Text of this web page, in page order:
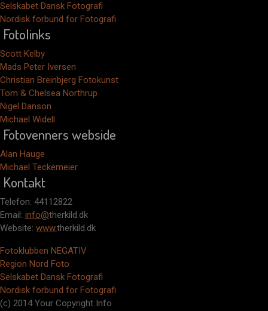
Selskabet Dansk Fotografi
Nordisk forbund for Fotografi
Fotolinks
Scott Kelby
Mads Peter Iversen
Christian Breinbjerg Fotokunst
Tom & Chelsea Northrup
Nigel Danson
Michael Widell
Fotovenners webside
Alan Hauge
Michael Teckemeier
Kontakt
Telefon: 44112822
Email: info@therkild.dk
Website: www.therkild.dk
Fotoklubben NEGATIV
Region Nord Foto
Selskabet Dansk Fotografi
Nordisk forbund for Fotografi
(c) 2014 Your Copyright Info